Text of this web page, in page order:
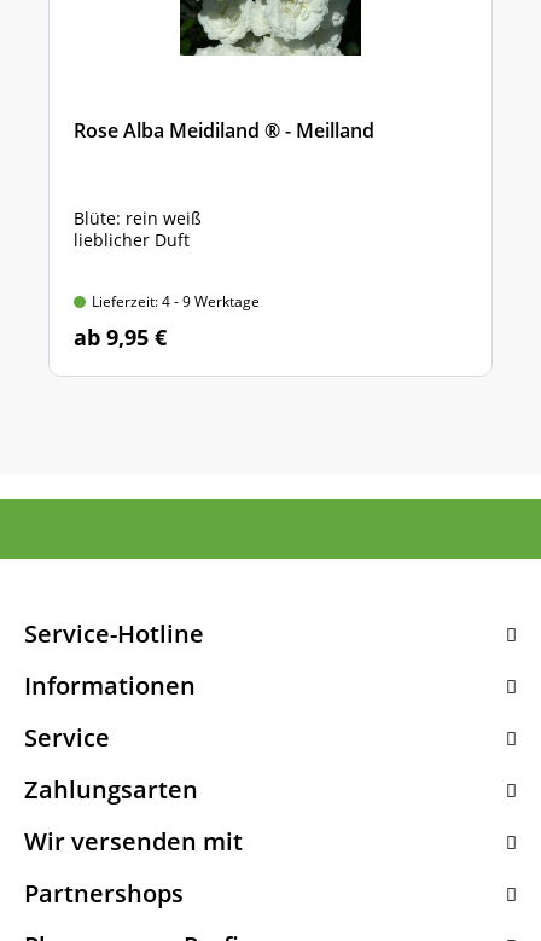
Rose Alba Meidiland ® - Meilland
Blüte: rein weiß
lieblicher Duft
Lieferzeit: 4 - 9 Werktage
ab 9,95 €
Service-Hotline
Informationen
Service
Zahlungsarten
Wir versenden mit
Partnershops